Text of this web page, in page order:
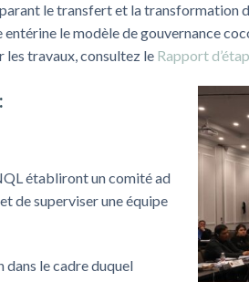
le transfert et la transformation
entérine le modèle de gouvernance
les travaux,consultez le Rapport d’
:
établiront un comité ad
de superviser une équipe
dans le cadre duquel